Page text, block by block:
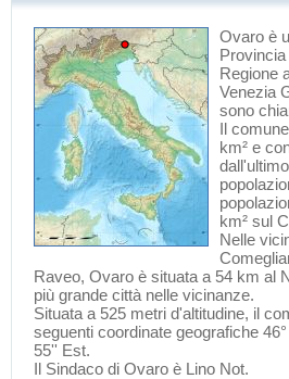
Ovaro è
Regione
Venezia
sono
Il
km² e
km² sul
Nelle
Raveo, Ovaro è situata a 54 km al
più grande città nelle vicinanze.
Situata a 525 metri d'altitudine, il
seguenti coordinate geografiche
55'' Est.
Il Sindaco di Ovaro è Lino Not.